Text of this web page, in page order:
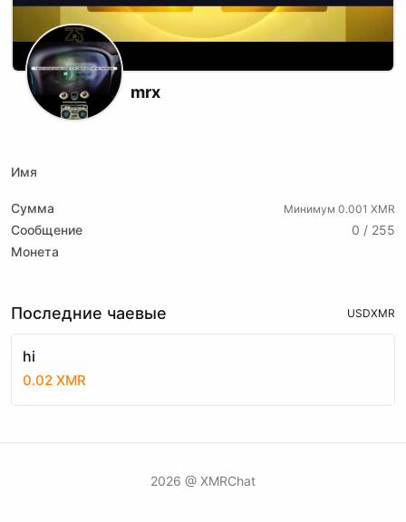
mrx
Имя
Сумма Минимум 0.001 XMR
Сообщение
0 / 255
Монета
Последние чаевые USDXMR
hi
0.02 XMR
2026 @ XMRChat